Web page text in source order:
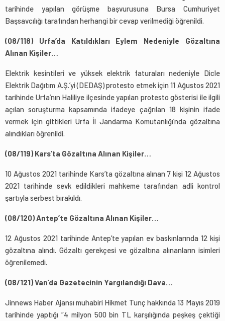
tarihinde yapılan görüşme başvurusuna Bursa Cumhuriyet
Başsavcılığı tarafından herhangi bir cevap verilmediği öğrenildi.
(08/118) Urfa’da Katıldıkları Eylem Nedeniyle Gözaltına
Alınan Kişiler…
Elektrik kesintileri ve yüksek elektrik faturaları nedeniyle Dicle
Elektrik Dağıtım A.Ş.’yi (DEDAŞ) protesto etmek için 11 Ağustos 2021
tarihinde Urfa’nın Haliliye ilçesinde yapılan protesto gösterisi ile ilgili
açılan soruşturma kapsamında ifadeye çağrılan 18 kişinin ifade
vermek için gittikleri Urfa İl Jandarma Komutanlığı’nda gözaltına
alındıkları öğrenildi.
(08/119) Kars’ta Gözaltına Alınan Kişiler…
10 Ağustos 2021 tarihinde Kars’ta gözaltına alınan 7 kişi 12 Ağustos
2021 tarihinde sevk edildikleri mahkeme tarafından adli kontrol
şartıyla serbest bırakıldı.
(08/120) Antep’te Gözaltına Alınan Kişiler…
12 Ağustos 2021 tarihinde Antep’te yapılan ev baskınlarında 12 kişi
gözaltına alındı. Gözaltı gerekçesi ve gözaltına alınanların isimleri
öğrenilemedi.
(08/121) Van’da Gazetecinin Yargılandığı Dava…
Jinnews Haber Ajansı muhabiri Hikmet Tunç hakkında 13 Mayıs 2019
tarihinde yaptığı “4 milyon 500 bin TL karşılığında peşkeş çektiği